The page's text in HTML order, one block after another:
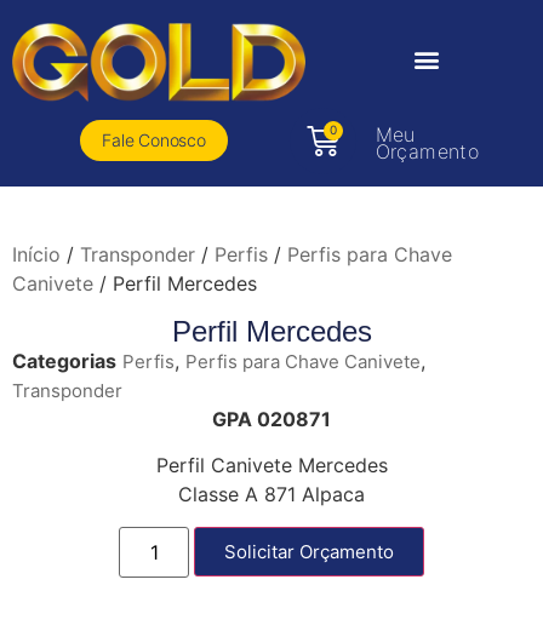
Fale Conosco
0 Meu
Orçamento
Início / Transponder / Perfis / Perfis para Chave
Canivete / Perfil Mercedes
Perfil Mercedes
Categorias Perfis, Perfis para Chave Canivete,
Transponder
GPA 020871
Perfil Canivete Mercedes
Classe A 871 Alpaca
Solicitar Orçamento